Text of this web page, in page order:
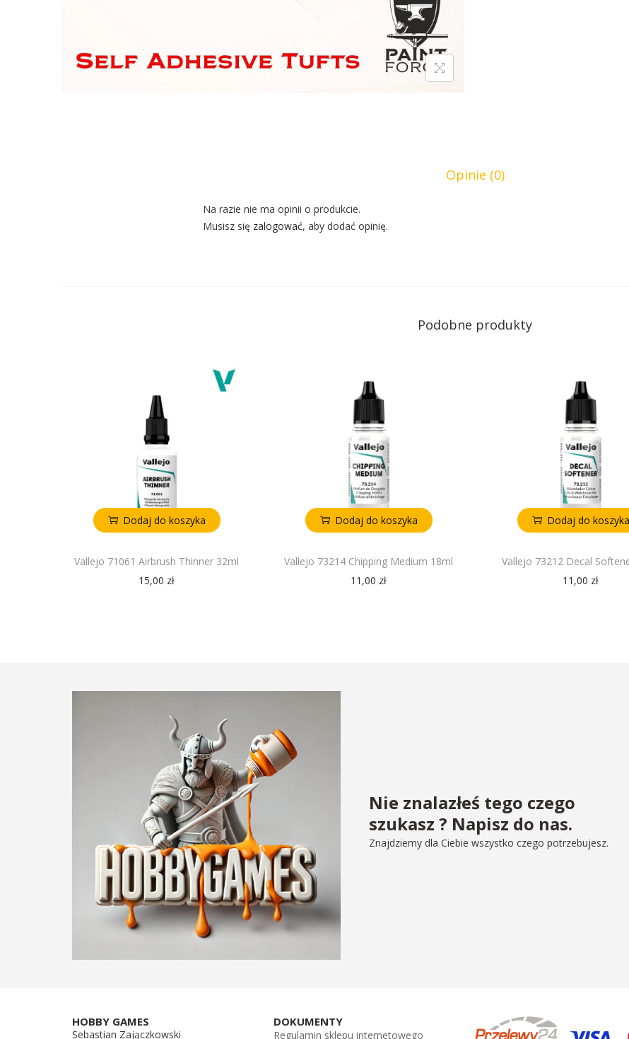
Opinie (0)
Na razie nie ma opinii o produkcie.
Musisz się zalogować, aby dodać opinię.
Podobne produkty
Dodaj do koszyka
Vallejo 71061 Airbrush Thinner 32ml
15,00 zł
Dodaj do koszyka
Vallejo 73214 Chipping Medium 18ml
11,00 zł
Dodaj do koszyka
Vallejo 73212 Decal
11,00 zł
Nie znalazłeś tego czego
szukasz ? Napisz do nas.
Znajdziemy dla Ciebie wszystko czego potrzebujesz.
HOBBY GAMES
Sebastian Zajączkowski
DOKUMENTY
Regulamin sklepu internetowego